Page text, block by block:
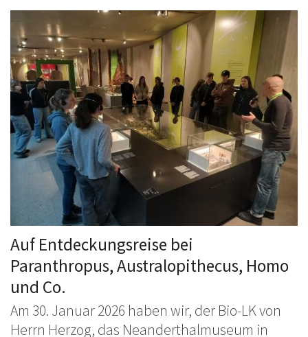
Auf Entdeckungsreise bei
Paranthropus, Australopithecus, Homo
und Co.
Am 30. Januar 2026 haben wir, der Bio-LK von
Herrn Herzog, das Neanderthalmuseum in